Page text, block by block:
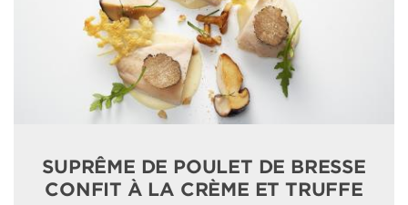
SUPRÊME DE POULET DE BRESSE
CONFIT À LA CRÈME ET TRUFFE